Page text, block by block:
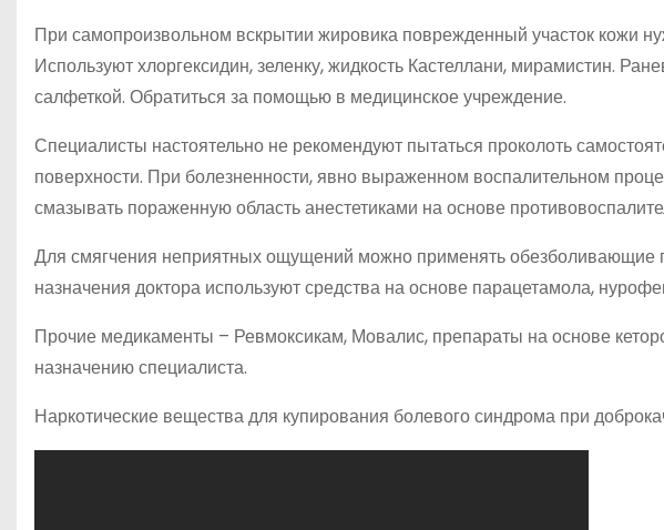
При самопроизвольном вскрытии жировика поврежденный участок кожи
Используют хлоргексидин, зеленку, жидкость Кастеллани, мирамистин.
салфеткой. Обратиться за помощью в медицинское учреждение.
Специалисты настоятельно не рекомендуют пытаться проколоть
поверхности. При болезненности, явно выраженном воспалительном
смазывать пораженную область анестетиками на основе
Для смягчения неприятных ощущений можно применять обезболивающие
назначения доктора используют средства на основе парацетамола,
Прочие медикаменты – Ревмоксикам, Мовалис, препараты на основе
назначению специалиста.
Наркотические вещества для купирования болевого синдрома при